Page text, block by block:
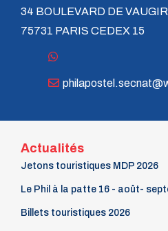
34 BOULEVARD DE
75731 PARIS CEDEX 15
Actualités
Jetons touristiques MDP 2026
Le Phil à la patte 16 - août-
Billets touristiques 2026